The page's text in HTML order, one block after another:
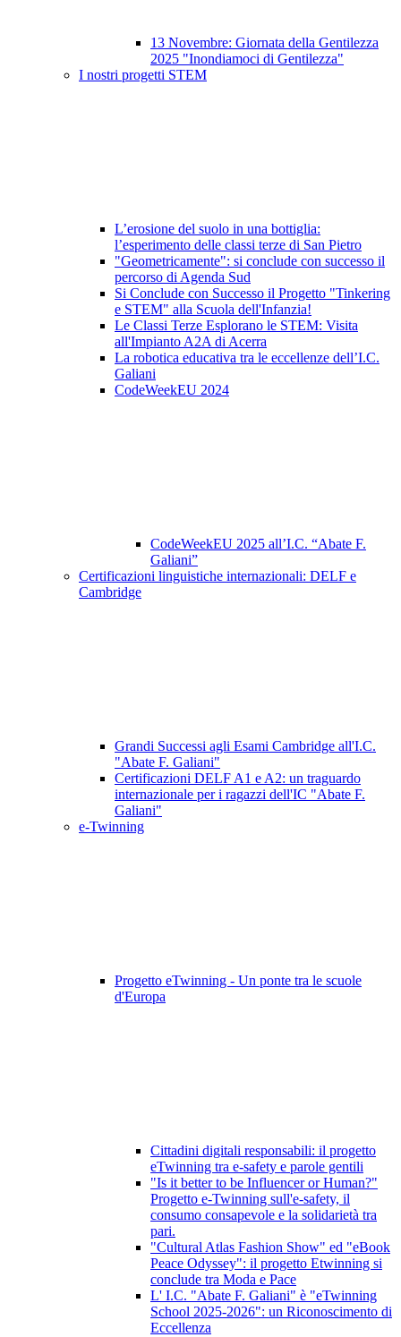
13 Novembre: Giornata della Gentilezza
2025 "Inondiamoci di Gentilezza"
I nostri progetti STEM
L’erosione del suolo in una bottiglia:
l’esperimento delle classi terze di San Pietro
"Geometricamente": si conclude con successo il
percorso di Agenda Sud
Si Conclude con Successo il Progetto "Tinkering
e STEM" alla Scuola dell'Infanzia!
Le Classi Terze Esplorano le STEM: Visita
all'Impianto A2A di Acerra
La robotica educativa tra le eccellenze dell’I.C.
Galiani
CodeWeekEU 2024
CodeWeekEU 2025 all’I.C. “Abate F.
Galiani”
Certificazioni linguistiche internazionali: DELF e
Cambridge
Grandi Successi agli Esami Cambridge all'I.C.
"Abate F. Galiani"
Certificazioni DELF A1 e A2: un traguardo
internazionale per i ragazzi dell'IC "Abate F.
Galiani"
e-Twinning
Progetto eTwinning - Un ponte tra le scuole
d'Europa
Cittadini digitali responsabili: il progetto
eTwinning tra e-safety e parole gentili
"Is it better to be Influencer or Human?"
Progetto e-Twinning sull'e-safety, il
consumo consapevole e la solidarietà tra
pari.
"Cultural Atlas Fashion Show" ed "eBook
Peace Odyssey": il progetto Etwinning si
conclude tra Moda e Pace
L' I.C. "Abate F. Galiani" è "eTwinning
School 2025-2026": un Riconoscimento di
Eccellenza